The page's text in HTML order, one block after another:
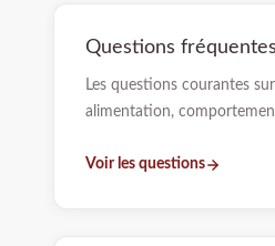
Questions fréquentes
Les questions courantes
alimentation,
Voir les questions